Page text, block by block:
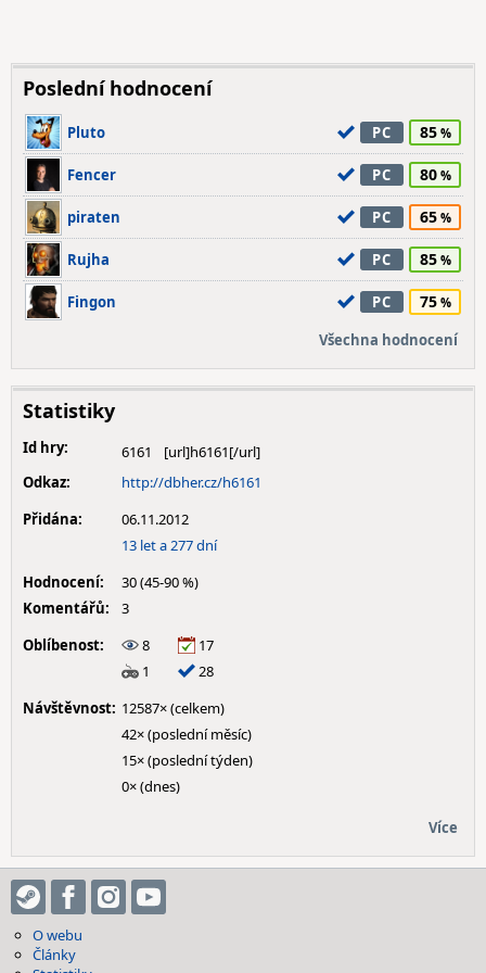
Poslední hodnocení
Pluto PC 85
Fencer PC 80
piraten PC 65
Rujha PC 85
Fingon PC 75
Všechna hodnocení
Statistiky
Id hry:
6161
Odkaz:
http://dbher.cz/h6161
Přidána:
06.11.2012
13 let a 277 dní
Hodnocení:
30 (45-90 %)
Komentářů:
3
Oblíbenost:
8
17
1
28
Návštěvnost: 12587× (celkem)
42× (poslední měsíc)
15× (poslední týden)
0× (dnes)
Více
O webu
Články